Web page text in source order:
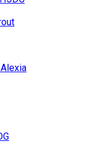
Alexia